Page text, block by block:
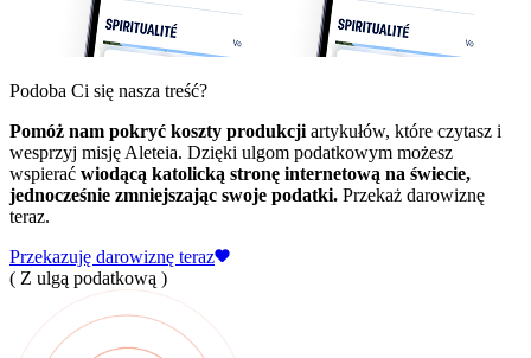
Podoba Ci się nasza treść?
Pomóż nam pokryć koszty produkcji artykułów, które czytasz i
wesprzyj misję Aleteia. Dzięki ulgom podatkowym możesz
wspierać wiodącą katolicką stronę internetową na świecie,
jednocześnie zmniejszając swoje podatki. Przekaż darowiznę
teraz.
Przekazuję darowiznę teraz
( Z ulgą podatkową )